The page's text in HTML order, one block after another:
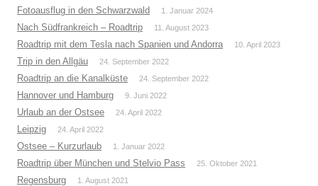
Fotoausflug in den Schwarzwald 1. Januar 2024
Nach Südfrankreich – Roadtrip 11. August 2023
Roadtrip mit dem Tesla nach Spanien und Andorra 10. April 2023
Trip in den Allgäu 24. September 2022
Roadtrip an die Kanalküste 24. September 2022
Hannover und Hamburg 9. Juni 2022
Urlaub an der Ostsee 24. April 2022
Leipzig 24. April 2022
Ostsee – Kurzurlaub 1. Januar 2022
Roadtrip über München und Stelvio Pass 25. Oktober 2021
Regensburg 1. August 2021